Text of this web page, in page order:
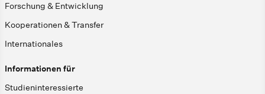
Forschung & Entwicklung
Kooperationen & Transfer
Internationales
Informationen für
Studieninteressierte